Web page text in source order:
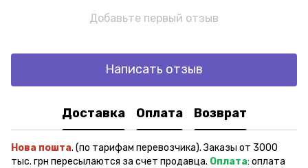
Добавьте первый отзыв
Написать отзыв
Доставка Оплата Возврат
Нова пошта. (по тарифам перевозчика). Заказы от 3000
тыс. грн пересылаются за счет продавца. Оплата: оплата